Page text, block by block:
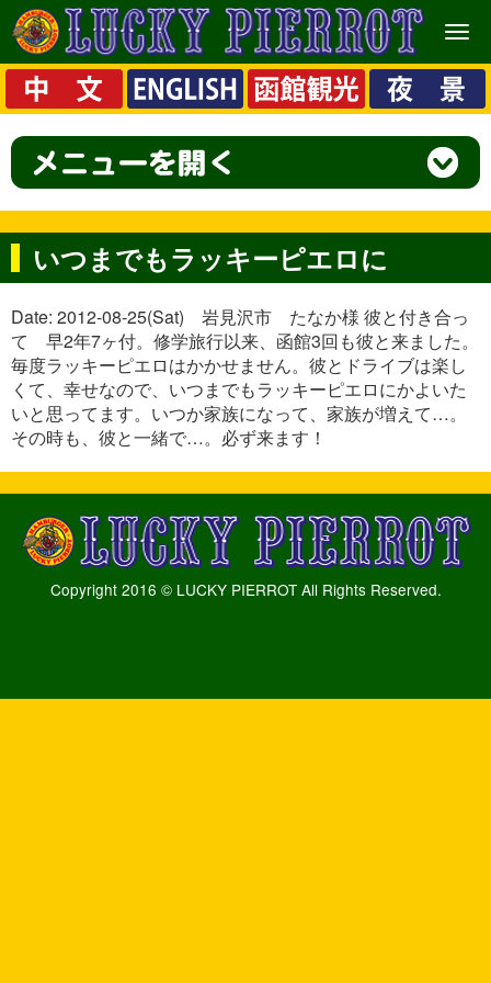
メ
ニ
ュ
ー
いつまでもラッキーピエロに
Date: 2012-08-25(Sat) 岩見沢市 たなか様 彼と付き合っ
て 早2年7ヶ付。修学旅行以来、函館3回も彼と来ました。
毎度ラッキーピエロはかかせません。彼とドライブは楽し
くて、幸せなので、いつまでもラッキーピエロにかよいた
いと思ってます。いつか家族になって、家族が増えて…。
その時も、彼と一緒で…。必ず来ます！
Copyright 2016 © LUCKY PIERROT All Rights Reserved.